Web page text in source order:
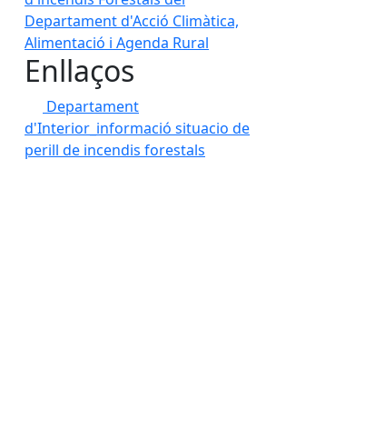
Enllaços
Departament
d'Interior_informació situacio de
perill de incendis forestals